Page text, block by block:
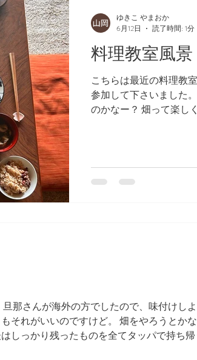
料理教室風景
こちらは最近の料理教
参加して下さいました
のかなー？ 畑って楽し
ゆきこ やまおか
6月12日
読了時間: 1分
那さんが海外の方でしたので、味付けし
れがいいのですけど。 畑をやろうとか
しっかり残ったものを全てタッパで持ち